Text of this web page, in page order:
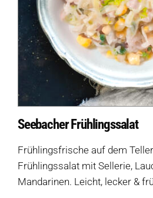
Seebacher Frühlingssalat
Frühlingsfrische auf dem
Frühlingssalat mit Sellerie,
Mandarinen. Leicht, lecker &